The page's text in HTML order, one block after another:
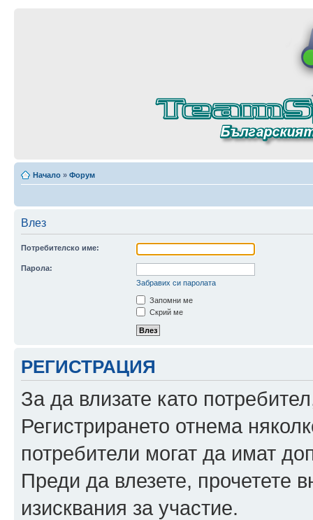
Начало » Форум
Влез
Потребителско име:
Парола:
Забравих си паролата
Запомни ме
Скрий ме
РЕГИСТРАЦИЯ
За да влизате като
Регистрирането отнема
потребители могат да имат
Преди да влезете, прочетете
изисквания за участие.